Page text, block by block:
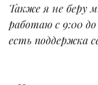
Также я не беру
работаю с 9:00
есть поддержка